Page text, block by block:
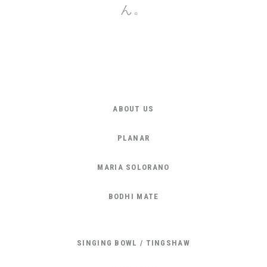
ん。
ABOUT US
PLANAR
MARIA SOLORANO
BODHI MATE
SINGING BOWL / TINGSHAW